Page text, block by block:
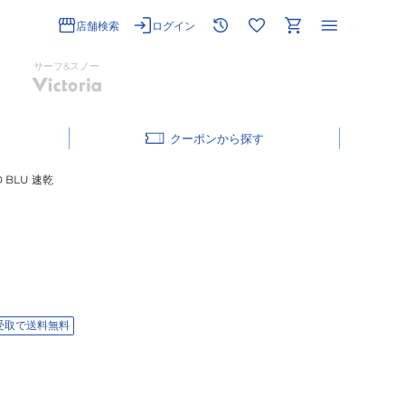
店舗検索 ログイン
サーフ&スノー
クーポン
BLU 速乾
取で送料無料